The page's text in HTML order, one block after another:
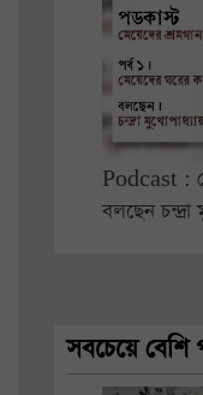
Podcast :
বলছেন
সবচেয়ে বেশি